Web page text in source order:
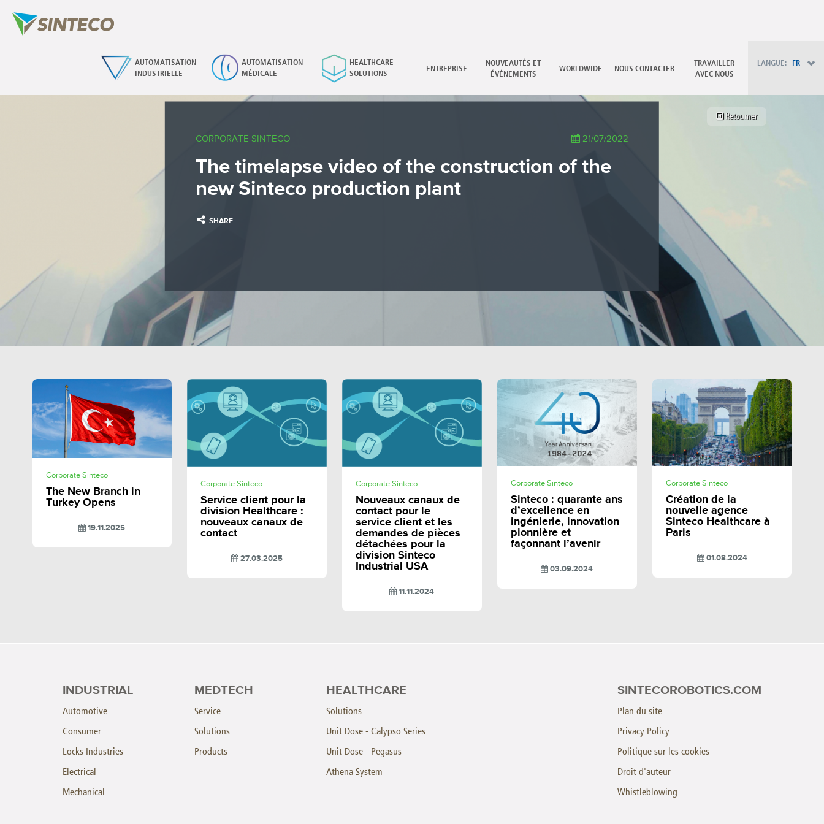
AUTOMATISATION
INDUSTRIELLE
AUTOMATISATION
MÉDICALE
HEALTHCARE
SOLUTIONS
ENTREPRISE
NOUVEAUTÉS ET
ÉVÉNEMENTS
WORLDWIDE NOUS CONTACTER
TRAVAILLER
AVEC NOUS
LANGUE: FR
×
JA - 日本語
TR - Türkçe
CORPORATE SINTECO 21/07/2022
The timelapse video of the construction of the
new Sinteco production plant
SHARE
Retourner
Corporate Sinteco
The New Branch in
Turkey Opens
19.11.2025
Corporate Sinteco
Service client pour la
division Healthcare :
nouveaux canaux de
contact
27.03.2025
Corporate Sinteco
Nouveaux canaux de
contact pour le
service client et les
demandes de pièces
détachées pour la
division Sinteco
Industrial USA
11.11.2024
Corporate Sinteco
Sinteco : quarante ans
d’excellence en
ingénierie, innovation
pionnière et
façonnant l’avenir
03.09.2024
Corporate Sinteco
Création de la
nouvelle agence
Sinteco Healthcare à
Paris
01.08.2024
INDUSTRIAL
Automotive
Consumer
Locks Industries
Electrical
Mechanical
MEDTECH
Service
Solutions
Products
HEALTHCARE
Solutions
Unit Dose - Calypso Series
Unit Dose - Pegasus
Athena System
SINTECOROBOTICS.COM
Plan du site
Privacy Policy
Politique sur les cookies
Droit d'auteur
Whistleblowing